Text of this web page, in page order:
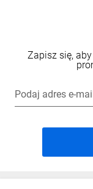
Zapisz się,
Podaj adres e-